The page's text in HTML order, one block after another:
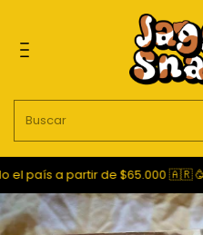
a partir de $65.000 🇦🇷 🥳